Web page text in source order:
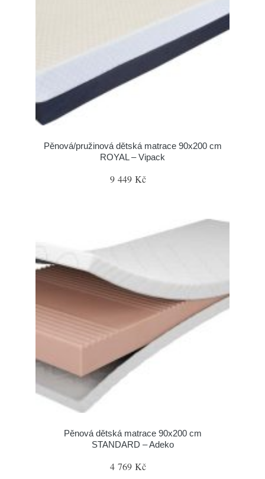
Pěnová/pružinová dětská matrace 90x200 cm
ROYAL – Vipack
9 449 Kč
Pěnová dětská matrace 90x200 cm
STANDARD – Adeko
4 769 Kč